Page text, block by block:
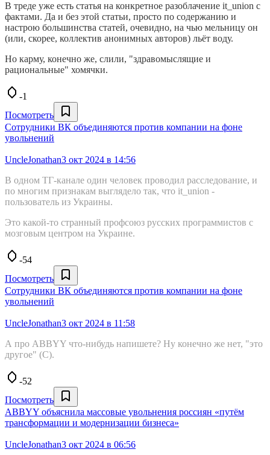
В треде уже есть статья на конкретное разоблачение it_union с
фактами. Да и без этой статьи, просто по содержанию и
настрою большинства статей, очевидно, на чью мельницу он
(или, скорее, коллектив анонимных авторов) льёт воду.
Но карму, конечно же, слили, "здравомыслящие и
рациональные" хомячки.
-1
Посмотреть
Сотрудники ВК объединяются против компании на фоне
увольнений
UncleJonathan3 окт 2024 в 14:56
В одном ТГ-канале один человек проводил расследование, и
по многим признакам выглядело так, что it_union -
пользователь из Украины.
Это какой-то странный профсоюз русских программистов с
мозговым центром на Украине.
-54
Посмотреть
Сотрудники ВК объединяются против компании на фоне
увольнений
UncleJonathan3 окт 2024 в 11:58
А про ABBYY что-нибудь напишете? Ну конечно же нет, "это
другое" (С).
-52
Посмотреть
ABBYY объяснила массовые увольнения россиян «путём
трансформации и модернизации бизнеса»
UncleJonathan3 окт 2024 в 06:56